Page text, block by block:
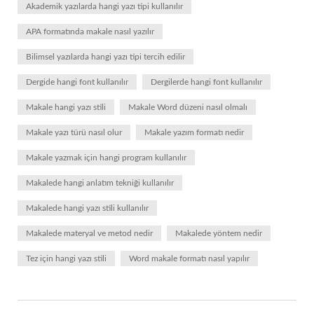
Akademik yazılarda hangi yazı tipi kullanılır
APA formatında makale nasıl yazılır
Bilimsel yazılarda hangi yazı tipi tercih edilir
Dergide hangi font kullanılır Dergilerde hangi font kullanılır
Makale hangi yazı stili Makale Word düzeni nasıl olmalı
Makale yazı türü nasıl olur Makale yazım formatı nedir
Makale yazmak için hangi program kullanılır
Makalede hangi anlatım tekniği kullanılır
Makalede hangi yazı stili kullanılır
Makalede materyal ve metod nedir Makalede yöntem nedir
Tez için hangi yazı stili Word makale formatı nasıl yapılır